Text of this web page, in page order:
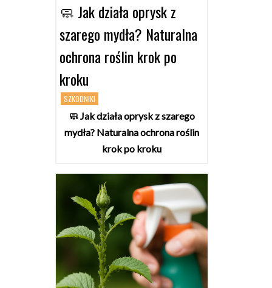
🧼 Jak działa oprysk z
szarego mydła? Naturalna
ochrona roślin krok po
kroku
SZKODNIKI
🧼 Jak działa oprysk z szarego
mydła? Naturalna ochrona roślin
krok po kroku